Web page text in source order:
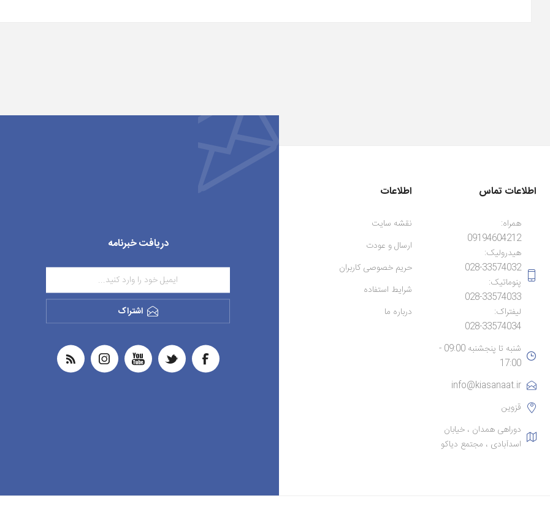
دریافت خبرنامه
اشتراک
اطلاعات تماس
همراه:
09194604212
هیدرولیک:
028-33574032
پنوماتیک:
028-33574033
لیفتراک:
028-33574034
شنبه تا پنجشنبه 09:00 -
17:00
info@kiasanaat.ir
قزوین
دوراهی همدان ، خیابان
اسدآبادی ، مجتمع دیاکو
اطلاعات
نقشه سایت
ارسال و عودت
حریم خصوصی کاربران
شرایط استفاده
درباره ما